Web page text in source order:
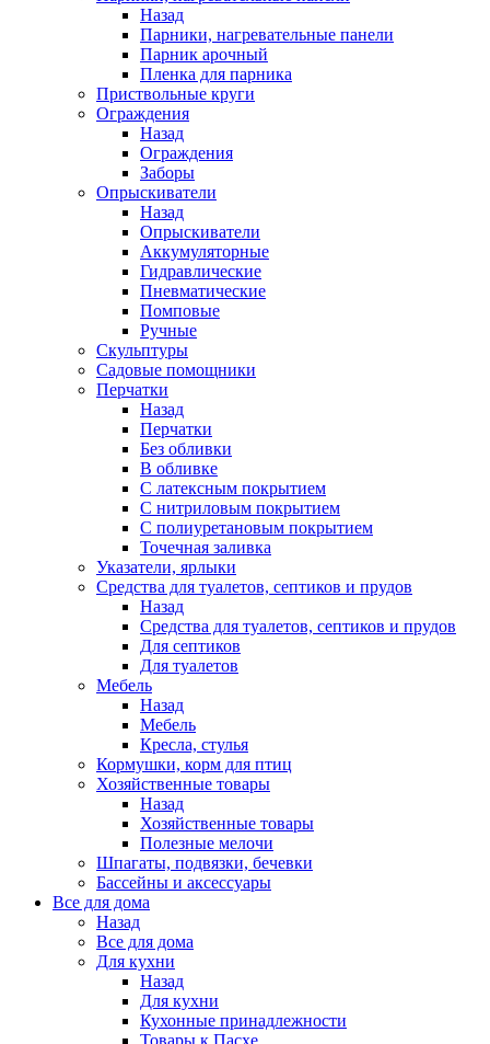
Назад
Парники, нагревательные панели
Парник арочный
Пленка для парника
Приствольные круги
Ограждения
Назад
Ограждения
Заборы
Опрыскиватели
Назад
Опрыскиватели
Аккумуляторные
Гидравлические
Пневматические
Помповые
Ручные
Скульптуры
Садовые помощники
Перчатки
Назад
Перчатки
Без обливки
В обливке
С латексным покрытием
С нитриловым покрытием
С полиуретановым покрытием
Точечная заливка
Указатели, ярлыки
Средства для туалетов, септиков и прудов
Назад
Средства для туалетов, септиков и прудов
Для септиков
Для туалетов
Мебель
Назад
Мебель
Кресла, стулья
Кормушки, корм для птиц
Хозяйственные товары
Назад
Хозяйственные товары
Полезные мелочи
Шпагаты, подвязки, бечевки
Бассейны и аксессуары
Все для дома
Назад
Все для дома
Для кухни
Назад
Для кухни
Кухонные принадлежности
Товары к Пасхе